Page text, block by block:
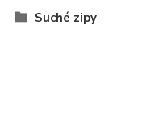
Suché zipy